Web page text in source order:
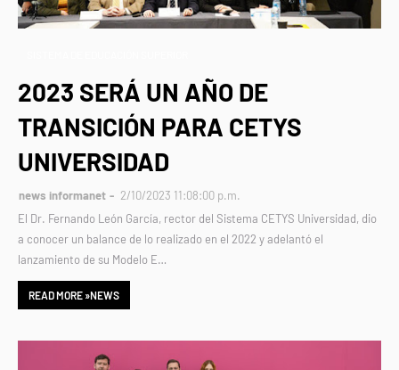
2023 SERÁ UN AÑO DE
TRANSICIÓN PARA CETYS
UNIVERSIDAD
news informanet
2/10/2023 11:08:00 p.m.
El Dr. Fernando León García, rector del Sistema CETYS Universidad, dio
a conocer un balance de lo realizado en el 2022 y adelantó el
lanzamiento de su Modelo E…
READ MORE »NEWS